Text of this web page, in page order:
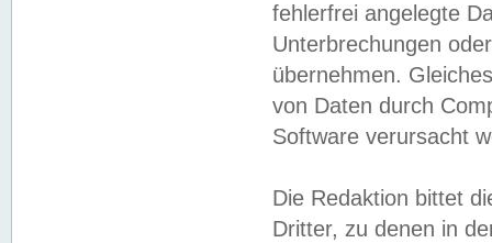
fehlerfrei angelegte
Unterbrechungen
übernehmen.
von Daten durch
Software verursacht
Die Redaktion bittet
Dritter, zu denen in